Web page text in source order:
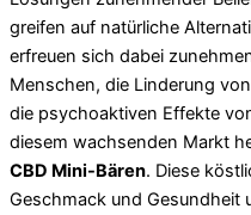
greifen auf natürliche
erfreuen sich dabei
Menschen, die Linderung
die psychoaktiven Effekte
diesem wachsenden Markt
CBD Mini-Bären. Diese
Geschmack und Gesundheit